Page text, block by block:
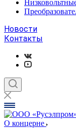
Новости
Контакты
О концерне